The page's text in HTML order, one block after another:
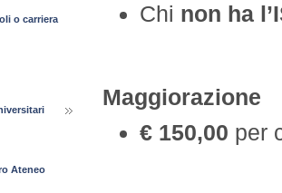
Chi non ha
Maggiorazione
€ 150,00 per
o carriera
Ateneo